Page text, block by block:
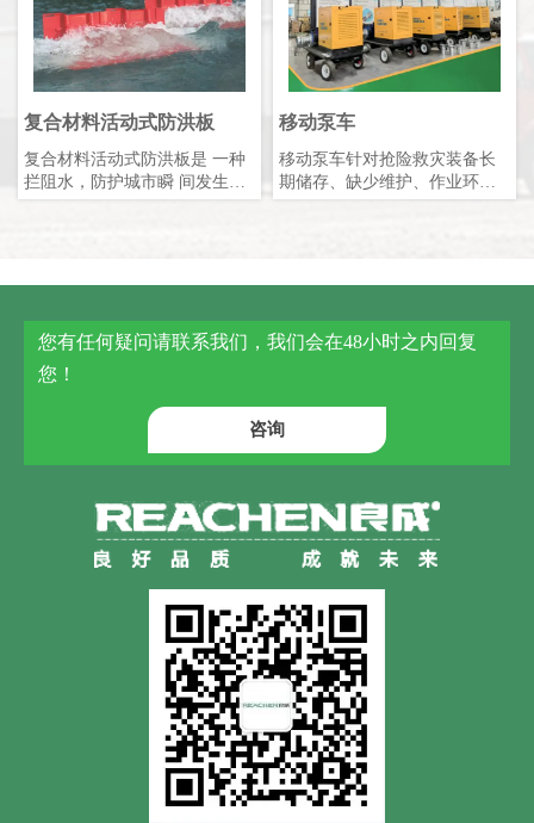
复合材料活动式防洪板
复合材料活动式防洪板是 一种
拦阻水，防护城市瞬 间发生的
暴雨洪水内涝而 设计的装置，
移动泵车
移动泵车针对抢险救灾装备长
期储存、缺少维护、作业环境
恶劣、作业要求特殊，以及抢
念，综合性能有所提升。
您有任何疑问请联系我们，我们会在48小时之内回复
您！
咨询